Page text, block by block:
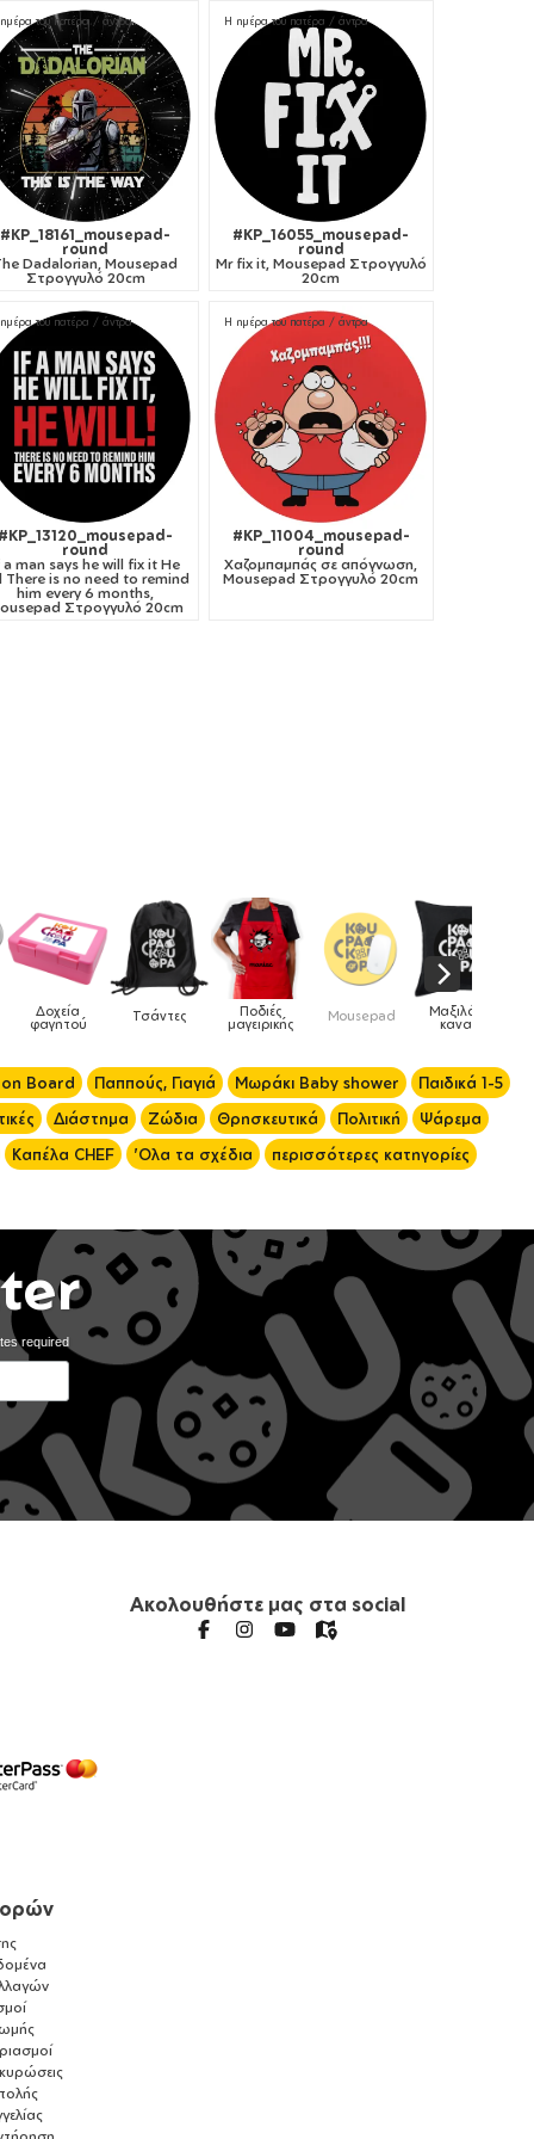
του πατέρα / άντρα
#KP_18161_mousepad-
round
Dadalorian, Mousepad
Στρογγυλό 20cm
Η ημέρα του πατέρα / άντρα
#KP_16055_mousepad-
round
Mr fix it, Mousepad Στρογγυλό
20cm
του πατέρα / άντρα
#KP_13120_mousepad-
round
a man says he will fix it He
There is no need to remind
him every 6 months,
Στρογγυλό 20cm
Η ημέρα του πατέρα / άντρα
#KP_11004_mousepad-
round
Χαζομπαμπάς σε απόγνωση,
Mousepad Στρογγυλό 20cm
Τσάντες Ποδιές
μαγειρικής Mousepad Μαξιλάρια
καναπέ Phone Holders
Board Παππούς, Γιαγιά Μωράκι Baby shower
Παιδικά 1-5
Διάστημα Ζώδια Θρησκευτικά Πολιτική
Ψάρεμα
Καπέλα CHEF 'Ολα τα σχέδια περισσότερες κατηγορίες
required
Ακολουθήστε μας στα social